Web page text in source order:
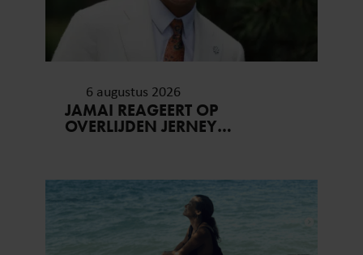
6 augustus 2026
JAMAI REAGEERT OP
OVERLIJDEN JERNEY
VERGETEN’